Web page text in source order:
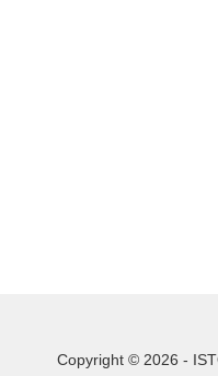
Copyright © 2026 -